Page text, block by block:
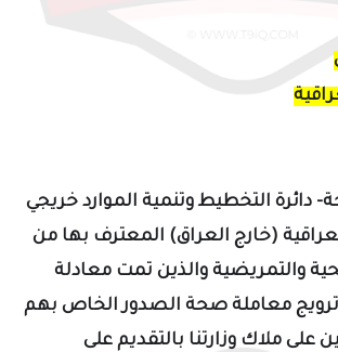
دائرة التخطيط وتنمية الموارد خريجي
(خارج العراق) المعترف بها من
والتمريضية والذين تمت معادلة
معاملة صحة الصدور الخاص بهم
على ملاك وزارتنا بالتقديم على